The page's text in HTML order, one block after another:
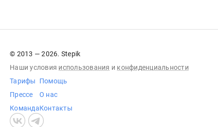
© 2013 — 2026. Stepik
Наши условия использования и конфиденциальности
Тарифы
Прессе
Команда
Помощь
О нас
Контакты